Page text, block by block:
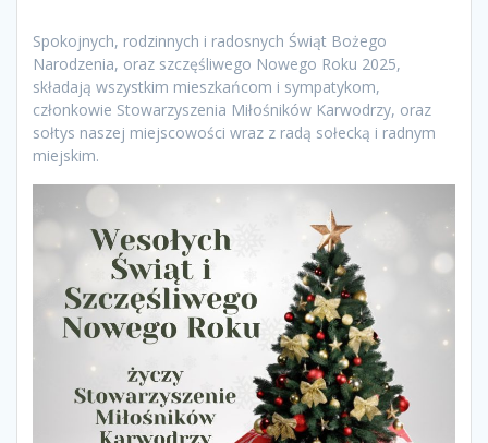
Spokojnych, rodzinnych i radosnych Świąt Bożego
Narodzenia, oraz szczęśliwego Nowego Roku 2025,
składają wszystkim mieszkańcom i sympatykom,
członkowie Stowarzyszenia Miłośników Karwodrzy, oraz
sołtys naszej miejscowości wraz z radą sołecką i radnym
miejskim.